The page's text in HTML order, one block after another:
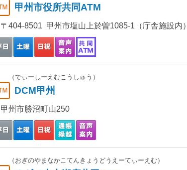
甲州市役所共同ATM
〒404-8501 甲州市塩山上於曽1085-1（庁舎施設内）
（でぃーしーえむこうしゅう）
DCM甲州
甲州市勝沼町山250
（おぎのやまなかこてんきょうどうえーてぃーえむ）